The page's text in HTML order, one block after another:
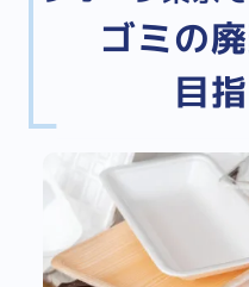
ゴミの
目